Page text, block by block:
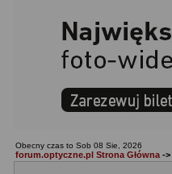
Obecny czas to Sob 08 Sie, 2026
forum.optyczne.pl Strona Główna ->